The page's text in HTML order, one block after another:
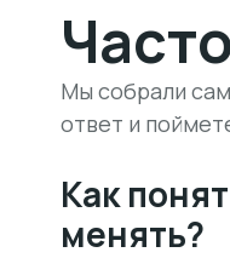
Мы собрали
ответ и
Как
менять?